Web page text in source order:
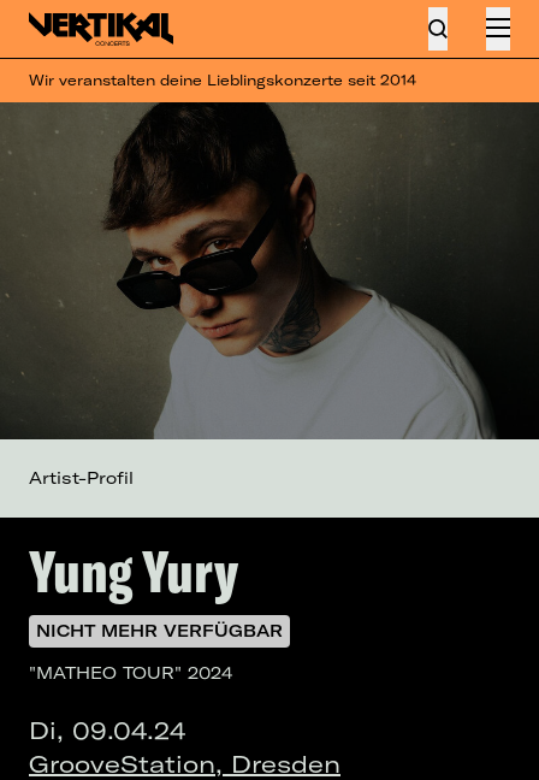
Wir veranstalten deine Lieblingskonzerte seit 2014
Yung Yury
NICHT MEHR VERFÜGBAR
"MATHEO TOUR" 2024
Di, 09.04.24
GrooveStation, Dresden
Artist-Profil